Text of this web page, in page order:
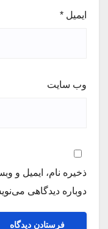
ایمیل *
وب‌ سایت
ذخیره نام، ایمیل و
دوباره دیدگاهی